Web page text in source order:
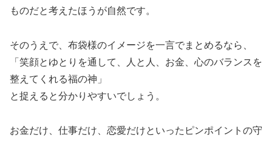
ものだと考えたほうが自然です。
そのうえで、布袋様のイメージを一言でまとめるなら、
「笑顔とゆとりを通して、人と人、お金、心のバランスを
整えてくれる福の神」
と捉えると分かりやすいでしょう。
お金だけ、仕事だけ、恋愛だけといったピンポイントの守